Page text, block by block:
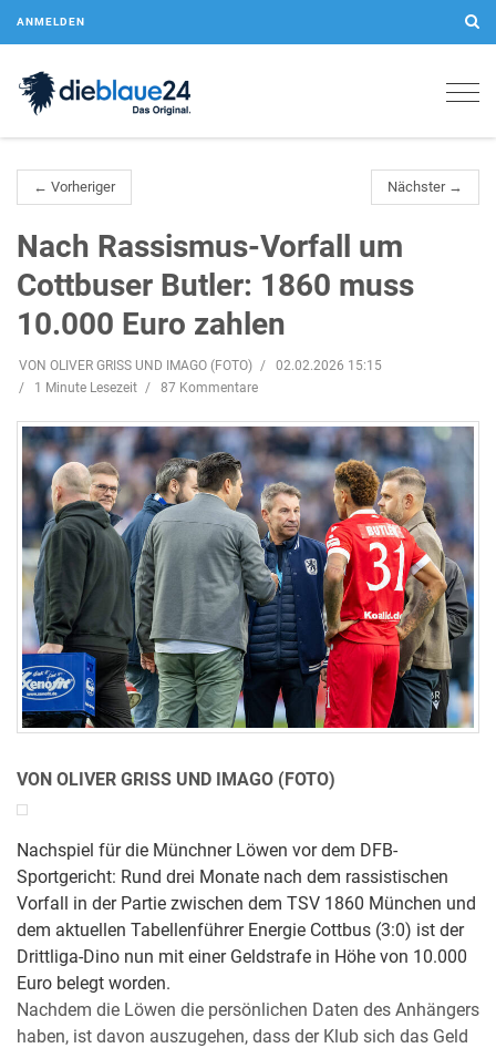
ANMELDEN
← Vorheriger Nächster →
Nach Rassismus-Vorfall um
Cottbuser Butler: 1860 muss
10.000 Euro zahlen
VON OLIVER GRISS UND IMAGO (FOTO)
02.02.2026 15:15
1 Minute Lesezeit
87 Kommentare
VON OLIVER GRISS UND IMAGO (FOTO)
Nachspiel für die Münchner Löwen vor dem DFB-
Sportgericht: Rund drei Monate nach dem rassistischen
Vorfall in der Partie zwischen dem TSV 1860 München und
dem aktuellen Tabellenführer Energie Cottbus (3:0) ist der
Drittliga-Dino nun mit einer Geldstrafe in Höhe von 10.000
Euro belegt worden.
Nachdem die Löwen die persönlichen Daten des Anhängers
haben, ist davon auszugehen, dass der Klub sich das Geld